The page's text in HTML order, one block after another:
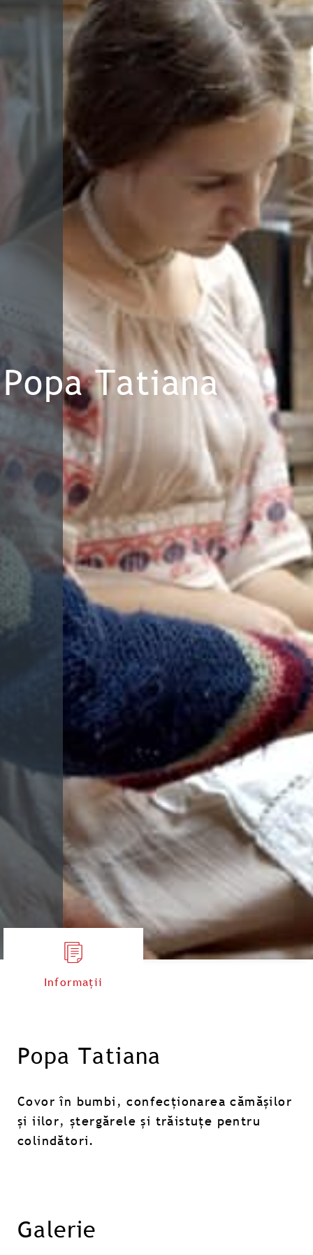
Popa Tatiana
Informații
Popa Tatiana
Covor în bumbi, confecționarea cămășilor
și iilor, ștergărele și trăistuțe pentru
colindători.
Galerie